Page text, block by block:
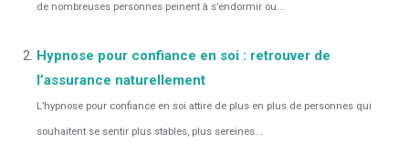
de nombreuses personnes peinent à s’endormir ou...
Hypnose pour confiance en soi : retrouver de
l’assurance naturellement
L’hypnose pour confiance en soi attire de plus en plus de personnes qui
souhaitent se sentir plus stables, plus sereines...